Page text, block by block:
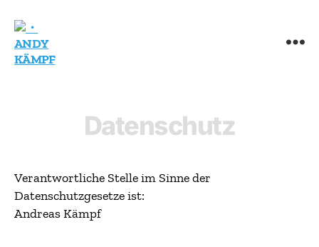
・
Datenschutz
Verantwortliche Stelle im Sinne der
Datenschutzgesetze ist:
Andreas Kämpf